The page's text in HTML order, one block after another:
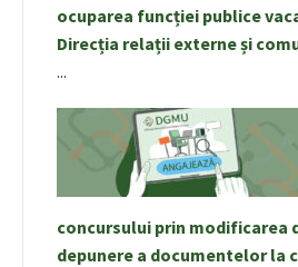
ocuparea funcției publice
Direcția relații externe și
...
concursului prin modificarea
depunere a documentelor la